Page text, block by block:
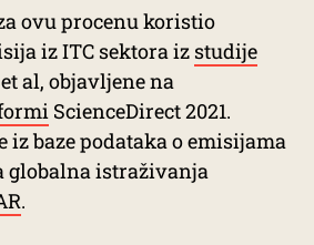
ovu procenu koristio
iz ITC sektora iz studije
al, objavljene na
ScienceDirect 2021.
iz baze podataka o emisijama
globalna istraživanja
.